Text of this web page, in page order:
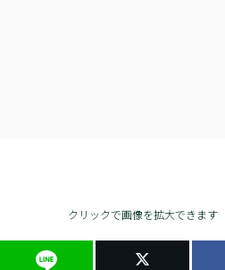
クリックで画像を拡大できます